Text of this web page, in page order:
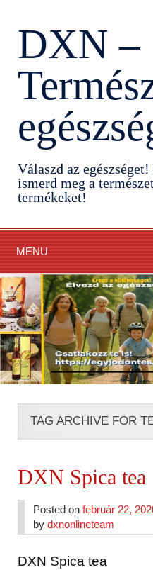
DXN –
Válaszd az
ismerd meg a
termékeket!
MENU
TAG ARCHIVE FOR
DXN Spica tea
Posted onfebruár 22,
bydxnonlineteam
DXN Spica tea